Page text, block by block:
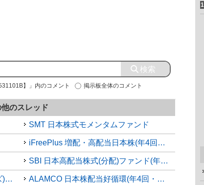
】」内のコメント 掲示板全体のコメント
のスレッド
SMT 日本株式モメンタムファンド
iFreePlus 増配・高配当日本株(年4回決算型)
SBI 日本高配当株式(分配)ファンド(年4回決算型)
(アムンディ・インデックスシリーズ)日本・高配当株 ALAMCO 日本株配当好循環(年4回・予想分配型)